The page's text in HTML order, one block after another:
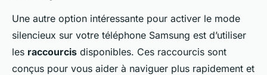
Une autre option intéressante pour activer le mode
silencieux sur votre téléphone Samsung est d’utiliser
les raccourcis disponibles. Ces raccourcis sont
conçus pour vous aider à naviguer plus rapidement et